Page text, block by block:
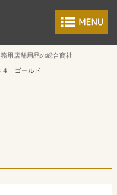
食品包装容器と
用店舗用品の総合商社
４ ゴールド